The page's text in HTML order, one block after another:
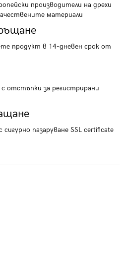
производители на дрехи
материали
продукт в 14-дневен срок от
отстъпки за регистрирани
сигурно пазаруване SSL certificate